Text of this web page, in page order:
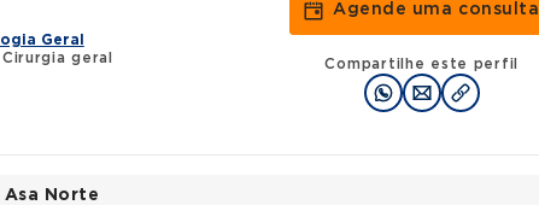
Geral
geral
Agende uma consulta
Compartilhe este perfil
Asa Norte